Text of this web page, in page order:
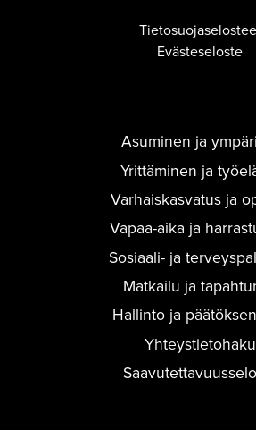
Evästeseloste
Asuminen ja
Yrittäminen ja
Varhaiskasvatus ja
Vapaa-aika ja
Sosiaali- ja
Matkailu ja
Hallinto ja
Yhteystietohaku